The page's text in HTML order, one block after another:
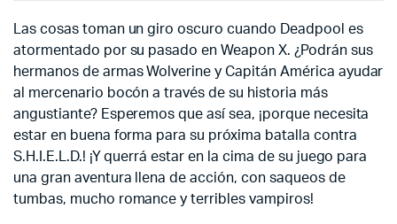
Las cosas toman un giro oscuro cuando Deadpool es
atormentado por su pasado en Weapon X. ¿Podrán sus
hermanos de armas Wolverine y Capitán América ayudar
al mercenario bocón a través de su historia más
angustiante? Esperemos que así sea, ¡porque necesita
estar en buena forma para su próxima batalla contra
S.H.I.E.L.D.! ¡Y querrá estar en la cima de su juego para
una gran aventura llena de acción, con saqueos de
tumbas, mucho romance y terribles vampiros!